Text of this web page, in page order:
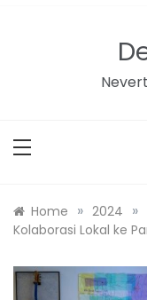
Home » 2024 »
Kolaborasi Lokal ke